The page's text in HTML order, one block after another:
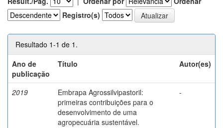
Registro(s)
Resultado 1-1 de 1.
Ano de
publicação
Título Autor(es)
2019
Embrapa Agrossilvipastoril:
primeiras contribuições para o
desenvolvimento de uma
agropecuária sustentável.
-